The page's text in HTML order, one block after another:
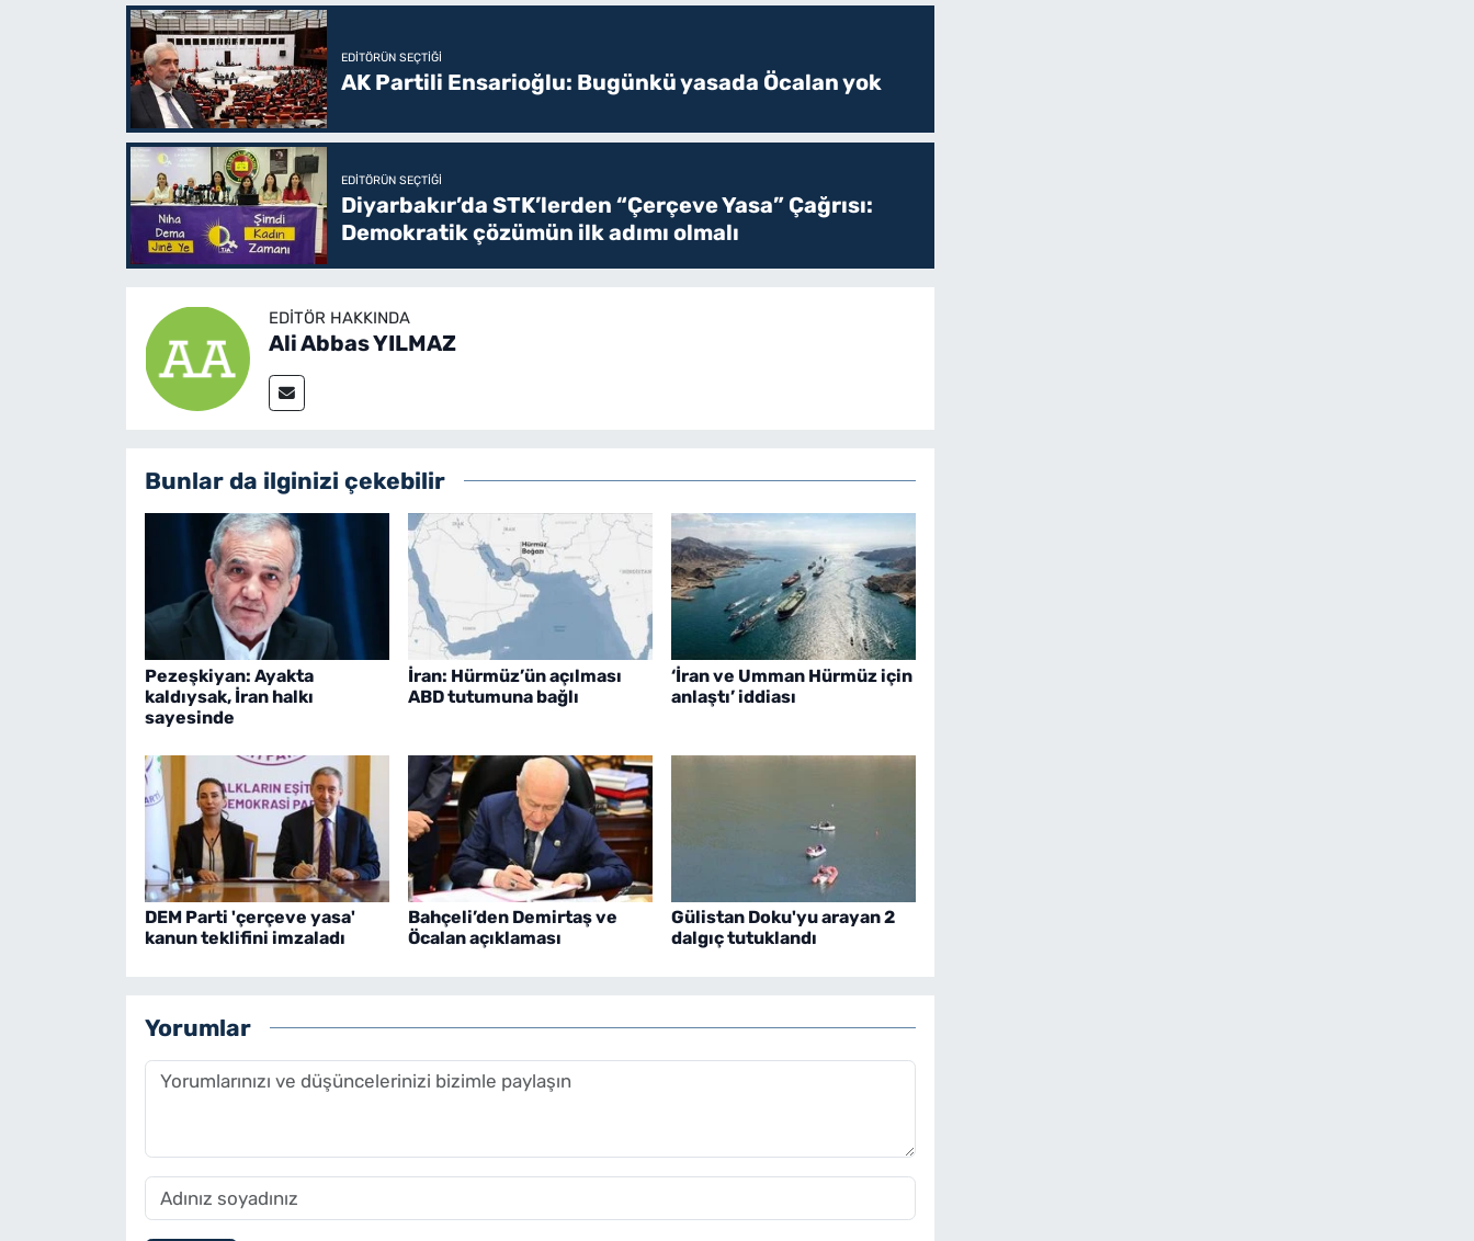
EDITÖRÜN SEÇTIĞI
AK Partili Ensarioğlu: Bugünkü yasada Öcalan yok
EDITÖRÜN SEÇTIĞI
Diyarbakır’da STK’lerden “Çerçeve Yasa” Çağrısı:
Demokratik çözümün ilk adımı olmalı
EDITÖR HAKKINDA
Ali Abbas YILMAZ
Bunlar da ilginizi çekebilir
Pezeşkiyan: Ayakta
kaldıysak, İran halkı
sayesinde
İran: Hürmüz’ün açılması
ABD tutumuna bağlı
‘İran ve Umman Hürmüz için
anlaştı’ iddiası
DEM Parti 'çerçeve yasa'
kanun teklifini imzaladı
Bahçeli’den Demirtaş ve
Öcalan açıklaması
Gülistan Doku'yu arayan 2
dalgıç tutuklandı
Yorumlar